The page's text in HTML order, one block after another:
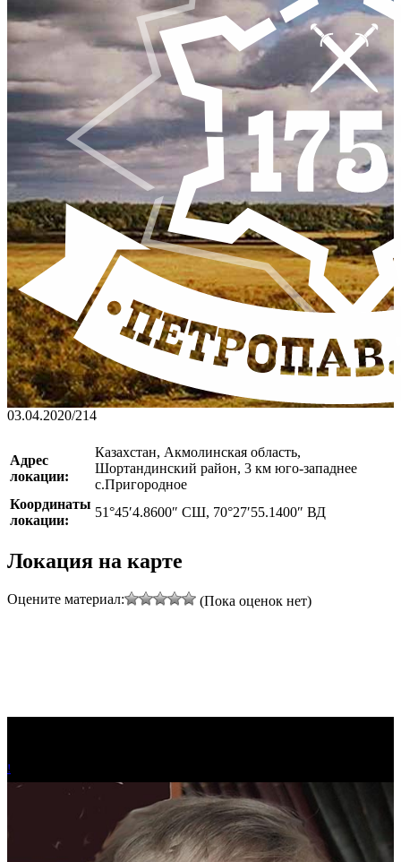
03.04.2020/214
Адрес
локации:
Казахстан, Акмолинская область,
Шортандинский район, 3 км юго-западнее
с.Пригородное
Координаты
локации:
51°45′4.8600″ СШ, 70°27′55.1400″ ВД
Локация на карте
Оцените материал:
(Пока оценок нет)
!